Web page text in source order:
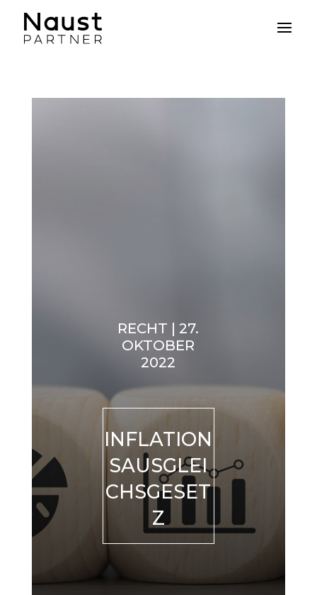
RECHT | 27.
OKTOBER
2022
INFLATION
SAUSGLEI
CHSGESET
Z